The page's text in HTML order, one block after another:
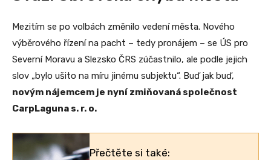
Mezitím se po volbách změnilo vedení města. Nového
výběrového řízení na pacht – tedy pronájem – se ÚS pro
Severní Moravu a Slezsko ČRS zúčastnilo, ale podle jejich
slov „bylo ušito na míru jinému subjektu“. Buď jak buď,
novým nájemcem je nyní zmiňovaná společnost
CarpLaguna s. r. o.
Přečtěte si také: